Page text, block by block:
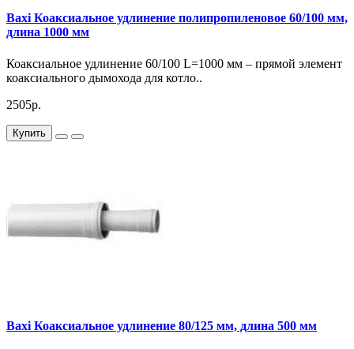
- Изготовлено из качественных материалов, что обеспечивает
долговечность и надежность работы.
Коаксиальное удлинение Baxi - это надежный и эффективный
элемент для коаксиальных систем отопления и горячего
котла и безопасность его использования.
Baxi Коаксиальное удлинение полипропиленовое 60/100 мм,
длина 1000 мм
Коаксиальное удлинение 60/100 L=1000 мм – прямой элемент
коаксиального дымохода для котло..
2505р.
Купить
Baxi Коаксиальное удлинение 80/125 мм, длина 500 мм